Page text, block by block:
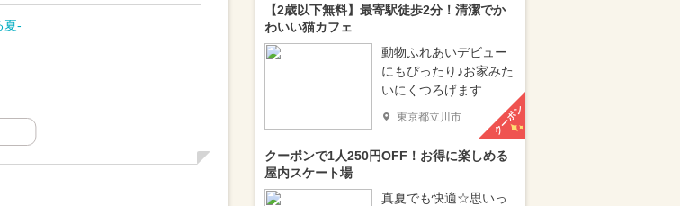
夏-
【2歳以下無料】最寄駅徒歩2分！清潔でか
わいい猫カフェ
動物ふれあいデビュー
にもぴったり♪お家みた
いにくつろげます
東京都立川市 クーポン
クーポンで1人250円OFF！お得に楽しめる
屋内スケート場
真夏でも快適☆思いっ